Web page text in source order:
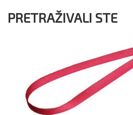
PRETRAŽIVALI STE